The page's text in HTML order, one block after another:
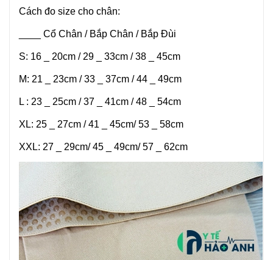
Cách đo size cho chân:
____ Cổ Chân / Bắp Chân / Bắp Đùi
S: 16 _ 20cm / 29 _ 33cm / 38 _ 45cm
M: 21 _ 23cm / 33 _ 37cm / 44 _ 49cm
L : 23 _ 25cm / 37 _ 41cm / 48 _ 54cm
XL: 25 _ 27cm / 41 _ 45cm/ 53 _ 58cm
XXL: 27 _ 29cm/ 45 _ 49cm/ 57 _ 62cm